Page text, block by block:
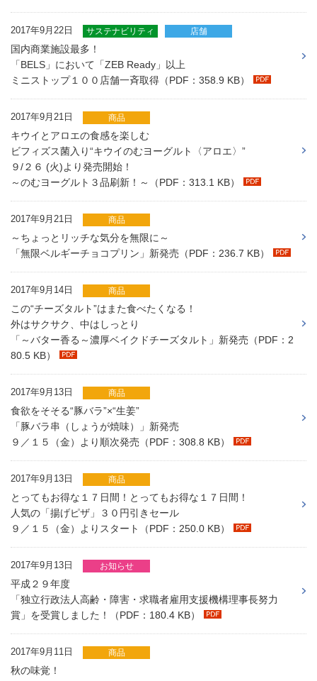
2017年9月22日 サステナビリティ 店舗
国内商業施設最多！
「BELS」において「ZEB Ready」以上
ミニストップ１００店舗一斉取得（PDF：358.9 KB）
2017年9月21日 商品
キウイとアロエの食感を楽しむ
ビフィズス菌入り“キウイのむヨーグルト〈アロエ〉”
９/２６ (火)より発売開始！
～のむヨーグルト３品刷新！～（PDF：313.1 KB）
2017年9月21日 商品
～ちょっとリッチな気分を無限に～
「無限ベルギーチョコプリン」新発売（PDF：236.7 KB）
2017年9月14日 商品
この“チーズタルト”はまた食べたくなる！
外はサクサク、中はしっとり
「～バター香る～濃厚ベイクドチーズタルト」新発売（PDF：2
80.5 KB）
2017年9月13日 商品
食欲をそそる“豚バラ”×“生姜”
「豚バラ串（しょうが焼味）」新発売
９／１５（金）より順次発売（PDF：308.8 KB）
2017年9月13日 商品
とってもお得な１７日間！とってもお得な１７日間！
人気の「揚げピザ」３０円引きセール
９／１５（金）よりスタート（PDF：250.0 KB）
2017年9月13日 お知らせ
平成２９年度
「独立行政法人高齢・障害・求職者雇用支援機構理事長努力
賞」を受賞しました！（PDF：180.4 KB）
2017年9月11日 商品
秋の味覚！